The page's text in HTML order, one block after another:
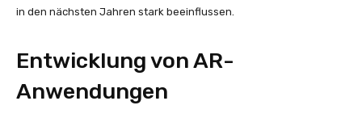
in den nächsten Jahren stark beeinflussen.
Entwicklung von AR-
Anwendungen